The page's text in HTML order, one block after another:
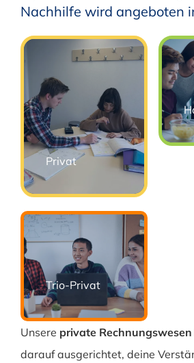
Nachhilfe wird angeboten
Privat
Trio-Privat
Unsere private
darauf ausgerichtet, deine